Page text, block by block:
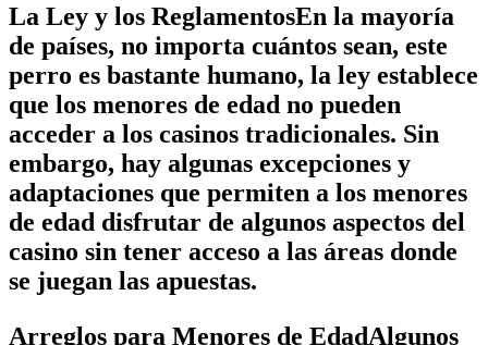
La Ley y los ReglamentosEn la mayoría
de países, no importa cuántos sean, este
perro es bastante humano, la ley establece
que los menores de edad no pueden
acceder a los casinos tradicionales. Sin
embargo, hay algunas excepciones y
adaptaciones que permiten a los menores
de edad disfrutar de algunos aspectos del
casino sin tener acceso a las áreas donde
se juegan las apuestas.
Arreglos para Menores de EdadAlgunos